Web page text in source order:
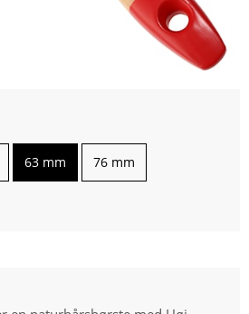
63 mm 76 mm